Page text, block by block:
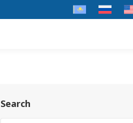
Search